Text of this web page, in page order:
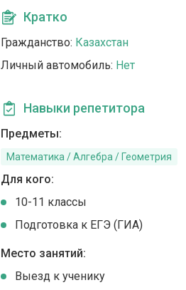
Кратко
Гражданство: Казахстан
Личный автомобиль: Нет
Навыки репетитора
Предметы:
Математика / Алгебра / Геометрия
Для кого:
10-11 классы
Подготовка к ЕГЭ (ГИА)
Место занятий:
Выезд к ученику